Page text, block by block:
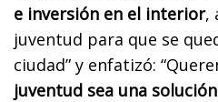
e inversión en el interior,
juventud para que se
ciudad” y enfatizó:
juventud sea una